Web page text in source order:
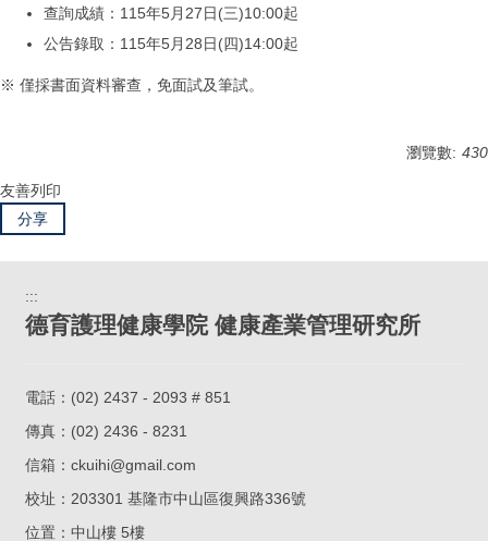
查詢成績：115年5月27日(三)10:00起
公告錄取：115年5月28日(四)14:00起
※ 僅採書面資料審查，免面試及筆試。
瀏覽數: 430
友善列印
分享
:::
德育護理健康學院 健康產業管理研究所
電話： (02) 2437 - 2093 # 851
傳真：(02) 2436 - 8231
信箱： ckuihi@gmail.com
校址： 203301 基隆市中山區復興路336號
位置： 中山樓 5樓